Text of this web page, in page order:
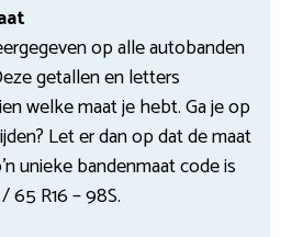
op alle autobanden
getallen en letters
welke maat je hebt. Ga je op
Let er dan op dat de maat
unieke bandenmaat code is
65 R16 – 98S.